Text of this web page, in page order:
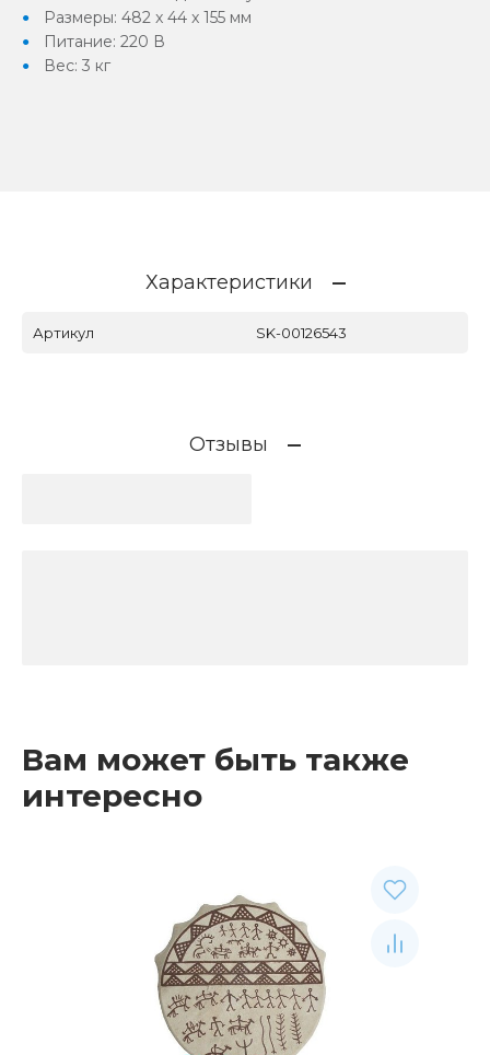
Размеры: 482 x 44 x 155 мм
Питание: 220 В
Вес: 3 кг
Характеристики
Артикул SK-00126543
Отзывы
Вам может быть также
интересно